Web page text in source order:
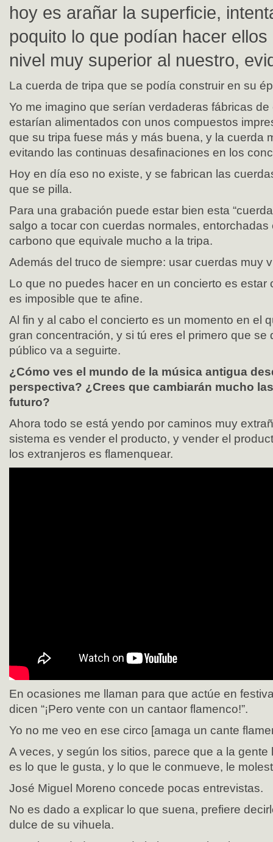
hoy es arañar la superficie,
poquito lo que podían hacer
nivel muy superior al nuestro,
La cuerda de tripa que se podía construir en su
Yo me imagino que serían verdaderas fábricas
estarían alimentados con unos compuestos
que su tripa fuese más y más buena, y la cuerda
evitando las continuas desafinaciones en los
Hoy en día eso no existe, y se fabrican las
que se pilla.
Para una grabación puede estar bien esta
salgo a tocar con cuerdas normales, entorchadas
carbono que equivale mucho a la tripa.
Además del truco de siempre: usar cuerdas muy
Lo que no puedes hacer en un concierto es estar
es imposible que te afine.
Al fin y al cabo el concierto es un momento en el
gran concentración, y si tú eres el primero que se
público va a seguirte.
¿Cómo ves el mundo de la música antigua
perspectiva? ¿Crees que cambiarán mucho
futuro?
Ahora todo se está yendo por caminos muy
sistema es vender el producto, y vender el
los extranjeros es flamenquear.
En ocasiones me llaman para que actúe en
dicen “¡Pero vente con un cantaor flamenco!”.
Yo no me veo en ese circo [amaga un cante
A veces, y según los sitios, parece que a la gente
es lo que le gusta, y lo que le conmueve, le
José Miguel Moreno concede pocas entrevistas.
No es dado a explicar lo que suena, prefiere
dulce de su vihuela.